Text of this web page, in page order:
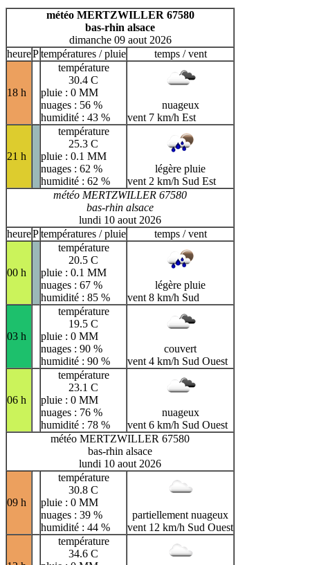
H
I J K L M
N
T
U
V
W X Y Z
météo MERTZWILLER 67580
bas-rhin alsace
dimanche 09 aout 2026
heurePtempératures / pluie temps / vent
18 h
température
30.4 C
pluie : 0 MM
nuages : 56 %
humidité : 43 %
nuageux
vent 7 km/h Est
21 h
température
25.3 C
pluie : 0.1 MM
nuages : 62 %
humidité : 62 %
légère pluie
vent 2 km/h Sud Est
météo MERTZWILLER 67580
bas-rhin alsace
lundi 10 aout 2026
heurePtempératures / pluie temps / vent
00 h
température
20.5 C
pluie : 0.1 MM
nuages : 67 %
humidité : 85 %
légère pluie
vent 8 km/h Sud
03 h
température
19.5 C
pluie : 0 MM
nuages : 90 %
humidité : 90 %
couvert
vent 4 km/h Sud Ouest
06 h
température
23.1 C
pluie : 0 MM
nuages : 76 %
humidité : 78 %
nuageux
vent 6 km/h Sud Ouest
météo MERTZWILLER 67580
bas-rhin alsace
lundi 10 aout 2026
09 h
température
30.8 C
pluie : 0 MM
nuages : 39 %
humidité : 44 %
partiellement nuageux
vent 12 km/h Sud Ouest
température
34.6 C